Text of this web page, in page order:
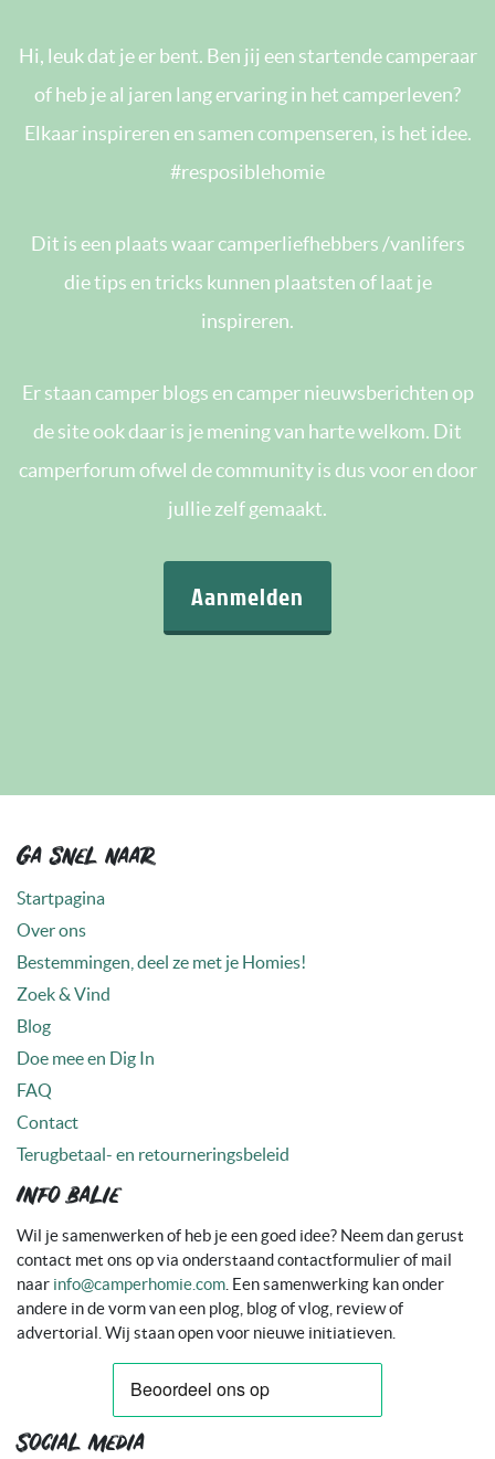
Hi, leuk dat je er bent. Ben jij een startende camperaar
of heb je al jaren lang ervaring in het camperleven?
Elkaar inspireren en samen compenseren, is het idee.
#resposiblehomie
Dit is een plaats waar camperliefhebbers /vanlifers
die tips en tricks kunnen plaatsten of laat je
inspireren.
Er staan camper blogs en camper nieuwsberichten op
de site ook daar is je mening van harte welkom. Dit
camperforum ofwel de community is dus voor en door
jullie zelf gemaakt.
Aanmelden
Ga snel naar
Startpagina
Over ons
Bestemmingen, deel ze met je Homies!
Zoek & Vind
Blog
Doe mee en Dig In
FAQ
Contact
Terugbetaal- en retourneringsbeleid
Info balie
Wil je samenwerken of heb je een goed idee? Neem dan gerust
contact met ons op via onderstaand contactformulier of mail
naar info@camperhomie.com . Een samenwerking kan onder
andere in de vorm van een plog, blog of vlog, review of
advertorial. Wij staan open voor nieuwe initiatieven.
Social media